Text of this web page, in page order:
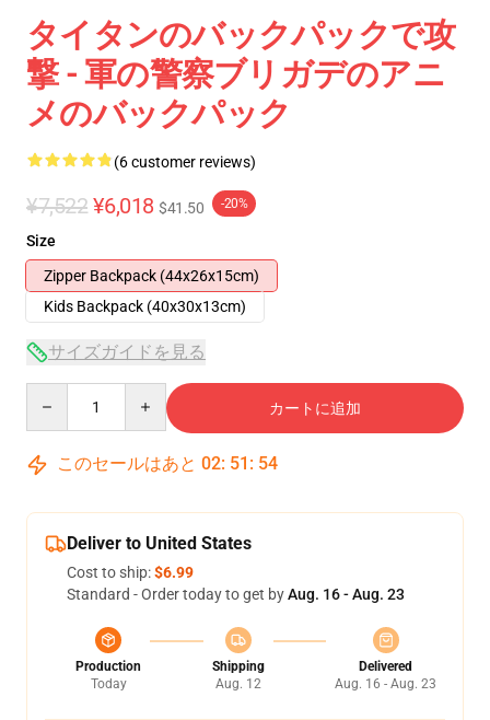
タイタンのバックパックで攻
撃 - 軍の警察ブリガデのアニ
メのバックパック
(6 customer reviews)
¥7,522 ¥6,018 $41.50 -20%
Size
Zipper Backpack (44x26x15cm)
Kids Backpack (40x30x13cm)
サイズガイドを見る
カートに追加
このセールはあと 02: 51 : 54
Deliver to United States
Cost to ship:$6.99
Standard - Order today to get byAug. 16 - Aug. 23
Production
Today
Shipping
Aug. 12
Delivered
Aug. 16 - Aug. 23